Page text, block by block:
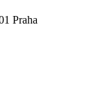
Praha